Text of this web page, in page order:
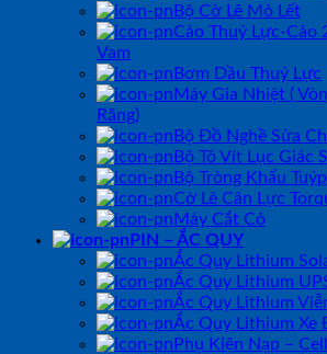
Bộ Cờ Lê Mỏ Lết
Cảo Thuỷ Lực-Cảo
Vam
Bơm Dầu Thuỷ Lực
Máy Gia Nhiệt (
Răng)
Bộ Đồ Nghề Sửa
Bộ Tô Vít Lục Giác
Bộ Tròng Khẩu Tuýp
Cờ Lê Cân Lực
Máy Cắt Cỏ
PIN – ẮC QUY
Ắc Quy Lithium
Ắc Quy Lithium
Ắc Quy Lithium
Ắc Quy Lithium Xe
Phụ Kiện Nạp –